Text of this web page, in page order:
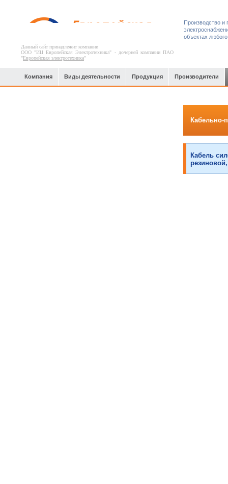
Данный сайт принадлежит компании
ООО "ИЦ Европейская Электротехника" - дочерней компании ПАО
"Европейская электротехника"
Производство и
объектах
Компания Виды деятельности Продукция Производители
Кабельно-
Кабель